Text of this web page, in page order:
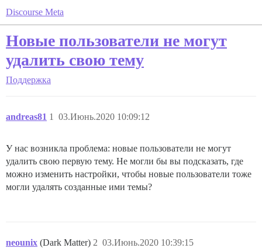
Discourse Meta
Новые пользователи не могут
удалить свою тему
Поддержка
andreas81 03.Июнь.2020 10:09:12
1
У нас возникла проблема: новые пользователи не могут
удалить свою первую тему. Не могли бы вы подсказать, где
можно изменить настройки, чтобы новые пользователи тоже
могли удалять созданные ими темы?
neounix (Dark Matter) 03.Июнь.2020 10:39:15
2